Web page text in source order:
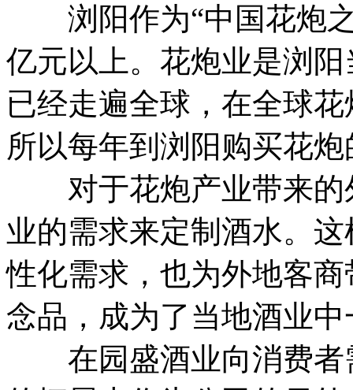
浏阳作为“中国花炮之
亿元以上。花炮业是浏
已经走遍全球，在全球
所以每年到浏阳购买花
对于花炮产业带来的
业的需求来定制酒水。
性化需求，也为外地客
念品，成为了当地酒业
在园盛酒业向消费者